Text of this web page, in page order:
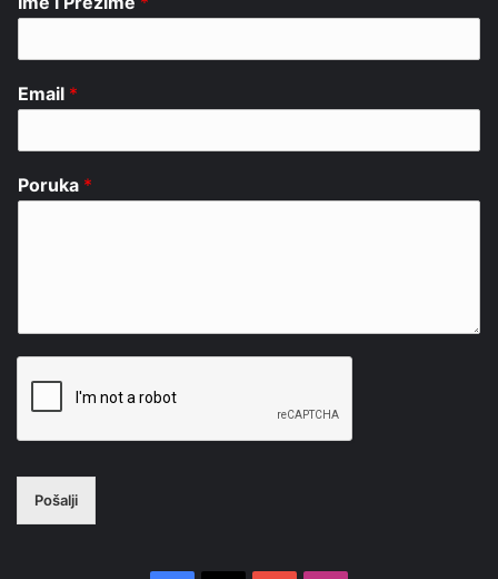
Email *
Poruka *
Pošalji